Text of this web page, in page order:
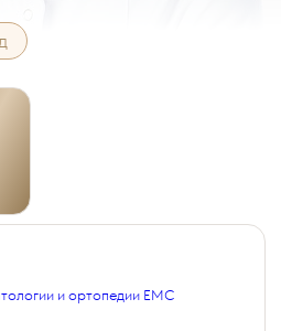
и ортопедии EMC